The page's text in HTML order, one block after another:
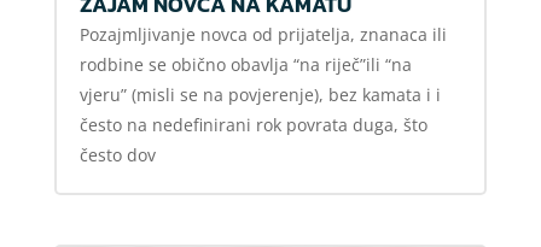
Pozajmljivanje novca od prijatelja, znanaca ili
rodbine se obično obavlja “na riječ”ili “na
vjeru” (misli se na povjerenje), bez kamata i i
često na nedefinirani rok povrata duga, što
često dov